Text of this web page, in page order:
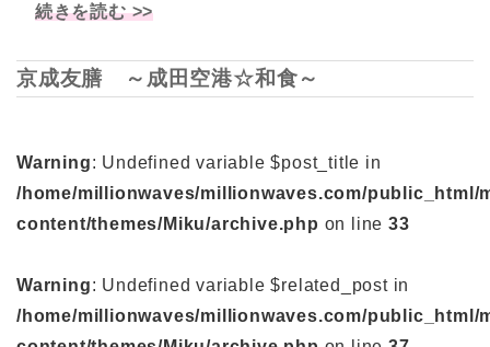
続きを読む >>
京成友膳 ～成田空港☆和食～
Warning: Undefined variable $post_title in
/home/millionwaves/millionwaves.com/public_html/
content/themes/Miku/archive.php on line33
Warning: Undefined variable $related_post in
/home/millionwaves/millionwaves.com/public_html/